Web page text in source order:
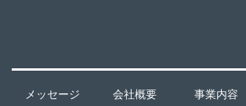
メッセージ 会社概要 事業内容